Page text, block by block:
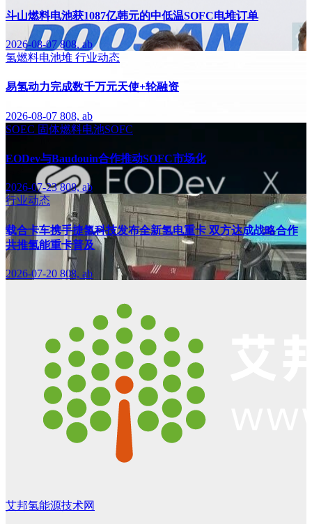
斗山燃料电池获1087亿韩元的中低温SOFC电堆订单
2026-08-07808, ab
氢燃料电池堆 行业动态
易氢动力完成数千万元天使+轮融资
2026-08-07 808, ab
SOEC 固体燃料电池SOFC
EODev与Baudouin合作推动SOFC市场化
2026-07-23808, ab
行业动态
载合卡车携手捷氢科技发布全新氢电重卡 双方达成战略合作
共推氢能重卡普及
2026-07-20 808, ab
艾邦氢能源技术网